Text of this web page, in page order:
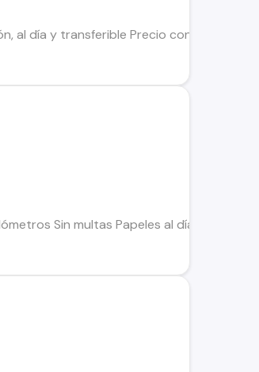
al día y transferible Precio conversable
Sin multas Papeles al día Se